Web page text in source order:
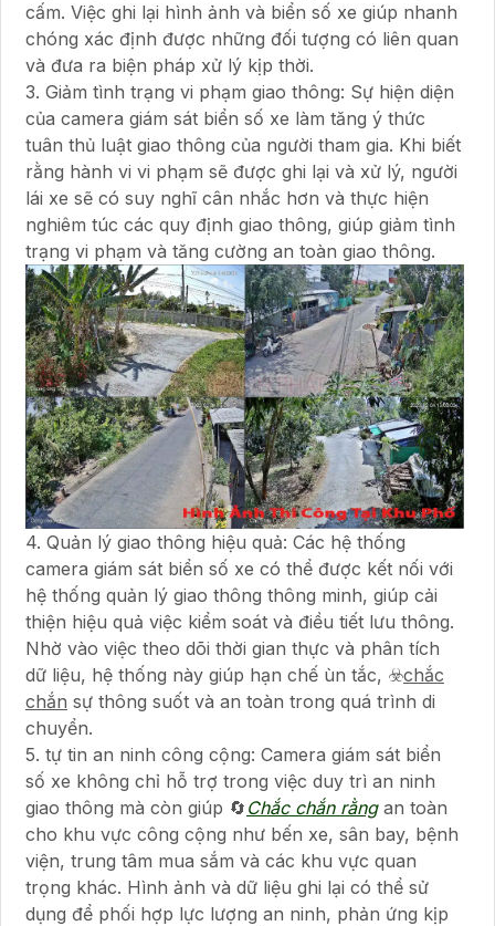
cấm. Việc ghi lại hình ảnh và biển số xe giúp nhanh
chóng xác định được những đối tượng có liên quan
và đưa ra biện pháp xử lý kịp thời.
3. Giảm tình trạng vi phạm giao thông: Sự hiện diện
của camera giám sát biển số xe làm tăng ý thức
tuân thủ luật giao thông của người tham gia. Khi biết
rằng hành vi vi phạm sẽ được ghi lại và xử lý, người
lái xe sẽ có suy nghĩ cân nhắc hơn và thực hiện
nghiêm túc các quy định giao thông, giúp giảm tình
trạng vi phạm và tăng cường an toàn giao thông.
4. Quản lý giao thông hiệu quả: Các hệ thống
camera giám sát biển số xe có thể được kết nối với
hệ thống quản lý giao thông thông minh, giúp cải
thiện hiệu quả việc kiểm soát và điều tiết lưu thông.
Nhờ vào việc theo dõi thời gian thực và phân tích
dữ liệu, hệ thống này giúp hạn chế ùn tắc, ☣️chắc
chắn sự thông suốt và an toàn trong quá trình di
chuyển.
5. tự tin an ninh công cộng: Camera giám sát biển
số xe không chỉ hỗ trợ trong việc duy trì an ninh
giao thông mà còn giúp 🔄 Chắc chắn rằngan toàn
cho khu vực công cộng như bến xe, sân bay, bệnh
viện, trung tâm mua sắm và các khu vực quan
trọng khác. Hình ảnh và dữ liệu ghi lại có thể sử
dụng để phối hợp lực lượng an ninh, phản ứng kịp